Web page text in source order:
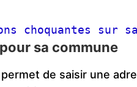
choquantes sur
sa commune
de saisir une